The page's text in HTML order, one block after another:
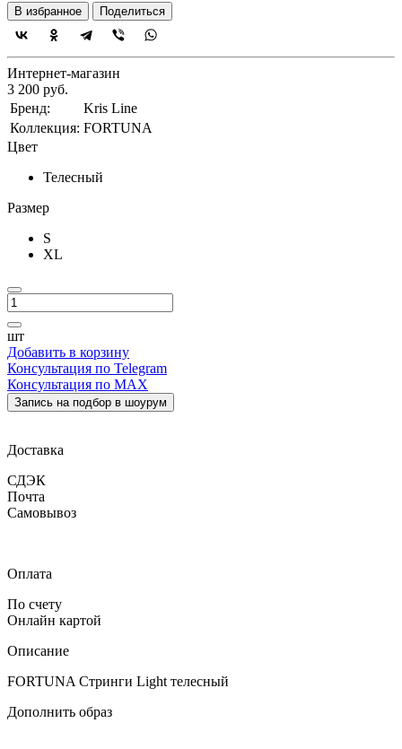
В избранное Поделиться
Интернет-магазин
3 200 руб.
Бренд:
Kris Line
Коллекция: FORTUNA
Цвет
Телесный
Размер
S
XL
шт
Добавить в корзину
Консультация по Telegram
Консультация по MAX
Запись на подбор в шоурум
Доставка
СДЭК
Почта
Самовывоз
Оплата
По счету
Онлайн картой
Описание
FORTUNA Стринги Light телесный
Дополнить образ